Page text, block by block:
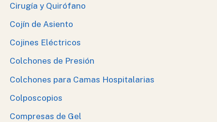
Cirugía y Quirófano
Cojín de Asiento
Cojines Eléctricos
Colchones de Presión
Colchones para Camas Hospitalarias
Colposcopios
Compresas de Gel